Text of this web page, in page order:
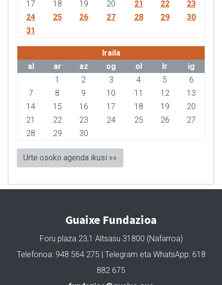
17
18 19 20 21 22
23
24
25 26 27 28 29
30
31
Iraila
al
ar az og ol lr
ig
1
2 3 4 5
6
7
8 9 10 11 12
13
14
15 16 17 18 19
20
21
22 23 24 25 26
27
28
29 30
Urte osoko agenda ikusi »»
Guaixe Fundazioa
Foru plaza 23,1 Altsasu 31800 (Nafarroa)
Telefonoa: 948 564 275 | Telegram eta WhatsApp: 618
882 675